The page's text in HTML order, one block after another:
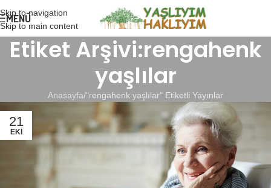
Skip to navigation
Skip to main content
MENÜ
Etiket Arşivi:rengahenk
yaşlılar
Anasayfa "rengahenk yaşlılar" Etiketli Yayınlar
21
EKI